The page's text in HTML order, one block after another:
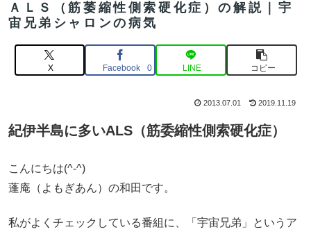
ＡＬＳ（筋萎縮性側索硬化症）の解説｜宇
宙兄弟シャロンの病気
X Facebook 0 LINE コピー
2013.07.01 2019.11.19
紀伊半島に多いALS（筋委縮性側索硬化症）
こんにちは(^-^)
蓬庵（よもぎあん）の和田です。
私がよくチェックしている番組に、「宇宙兄弟」というア